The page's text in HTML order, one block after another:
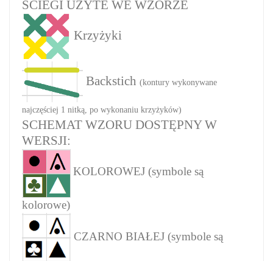
ŚCIEGI UŻYTE WE WZORZE
Krzyżyki
Backstich (kontury wykonywane
najczęściej 1 nitką, po wykonaniu krzyżyków)
SCHEMAT WZORU DOSTĘPNY W
WERSJI:
KOLOROWEJ (symbole są
kolorowe)
CZARNO BIAŁEJ (symbole są